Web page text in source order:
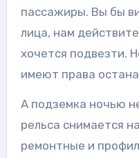
пассажиры. Вы бы
лица, нам
хочется подвезти.
имеют права
А подземка ночью
рельса снимается
ремонтные и